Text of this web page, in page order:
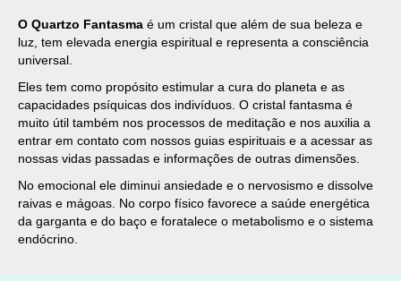
O Quartzo Fantasma é um cristal que além de sua beleza e
luz, tem elevada energia espiritual e representa a consciência
universal.
Eles tem como propósito estimular a cura do planeta e as
capacidades psíquicas dos indivíduos. O cristal fantasma é
muito útil também nos processos de meditação e nos auxilia a
entrar em contato com nossos guias espirituais e a acessar as
nossas vidas passadas e informações de outras dimensões.
No emocional ele diminui ansiedade e o nervosismo e dissolve
raivas e mágoas. No corpo físico favorece a saúde energética
da garganta e do baço e foratalece o metabolismo e o sistema
endócrino.